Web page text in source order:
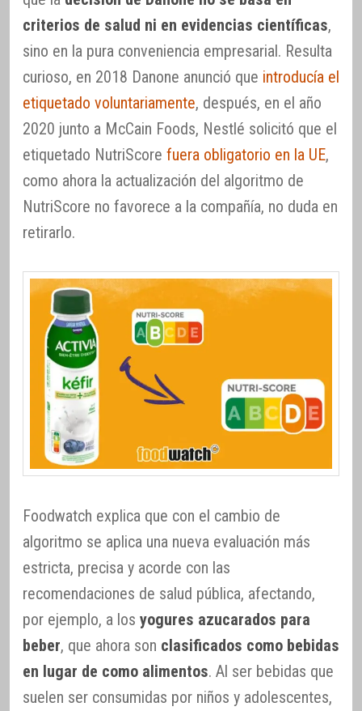
criterios de salud ni en evidencias científicas,
sino en la pura conveniencia empresarial. Resulta
curioso, en 2018 Danone anunció que introducía el
etiquetado voluntariamente, después, en el año
2020 junto a McCain Foods, Nestlé solicitó que el
etiquetado NutriScore fuera obligatorio en la UE,
como ahora la actualización del algoritmo de
NutriScore no favorece a la compañía, no duda en
retirarlo.
Foodwatch explica que con el cambio de
algoritmo se aplica una nueva evaluación más
estricta, precisa y acorde con las
recomendaciones de salud pública, afectando,
por ejemplo, a los yogures azucarados para
beber, que ahora son clasificados como bebidas
en lugar de como alimentos. Al ser bebidas que
suelen ser consumidas por niños y adolescentes,